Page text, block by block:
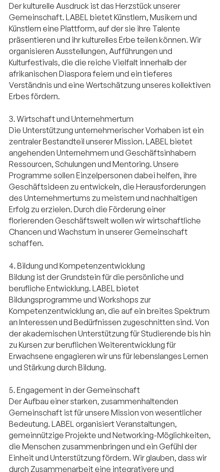
Der kulturelle Ausdruck ist das Herzstück unserer
Gemeinschaft. LABEL bietet Künstlern, Musikern und
Künstlern eine Plattform, auf der sie ihre Talente
präsentieren und ihr kulturelles Erbe teilen können. Wir
organisieren Ausstellungen, Aufführungen und
Kulturfestivals, die die reiche Vielfalt innerhalb der
afrikanischen Diaspora feiern und ein tieferes
Verständnis und eine Wertschätzung unseres kollektiven
Erbes fördern.
3. Wirtschaft und Unternehmertum
Die Unterstützung unternehmerischer Vorhaben ist ein
zentraler Bestandteil unserer Mission. LABEL bietet
angehenden Unternehmern und Geschäftsinhabern
Ressourcen, Schulungen und Mentoring. Unsere
Programme sollen Einzelpersonen dabei helfen, ihre
Geschäftsideen zu entwickeln, die Herausforderungen
des Unternehmertums zu meistern und nachhaltigen
Erfolg zu erzielen. Durch die Förderung einer
florierenden Geschäftswelt wollen wir wirtschaftliche
Chancen und Wachstum in unserer Gemeinschaft
schaffen.
4. Bildung und Kompetenzentwicklung
Bildung ist der Grundstein für die persönliche und
berufliche Entwicklung. LABEL bietet
Bildungsprogramme und Workshops zur
Kompetenzentwicklung an, die auf ein breites Spektrum
an Interessen und Bedürfnissen zugeschnitten sind. Von
der akademischen Unterstützung für Studierende bis hin
zu Kursen zur beruflichen Weiterentwicklung für
Erwachsene engagieren wir uns für lebenslanges Lernen
und Stärkung durch Bildung.
5. Engagement in der Gemeinschaft
Der Aufbau einer starken, zusammenhaltenden
Gemeinschaft ist für unsere Mission von wesentlicher
Bedeutung. LABEL organisiert Veranstaltungen,
gemeinnützige Projekte und Networking-Möglichkeiten,
die Menschen zusammenbringen und ein Gefühl der
Einheit und Unterstützung fördern. Wir glauben, dass wir
durch Zusammenarbeit eine integrativere und